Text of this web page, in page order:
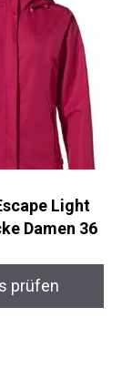
Light
Damen 36
prüfen